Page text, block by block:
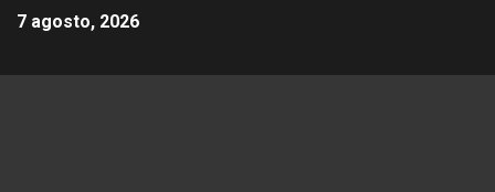
7 agosto, 2026